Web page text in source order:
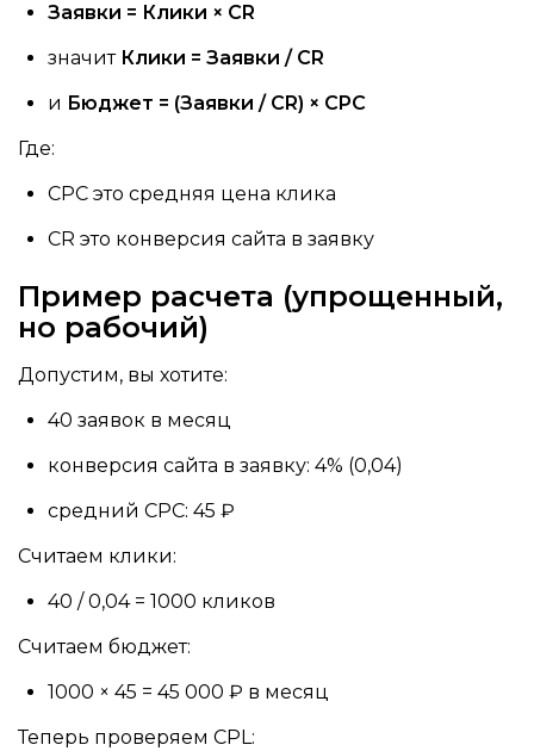
Заявки = Клики × CR
значит Клики = Заявки / CR
и Бюджет = (Заявки / CR) × CPC
Где:
CPC это средняя цена клика
CR это конверсия сайта в заявку
Пример расчета (упрощенный,
но рабочий)
Допустим, вы хотите:
40 заявок в месяц
конверсия сайта в заявку: 4% (0,04)
средний CPC: 45 ₽
Считаем клики:
40 / 0,04 = 1000 кликов
Считаем бюджет:
1000 × 45 = 45 000 ₽ в месяц
Теперь проверяем CPL: